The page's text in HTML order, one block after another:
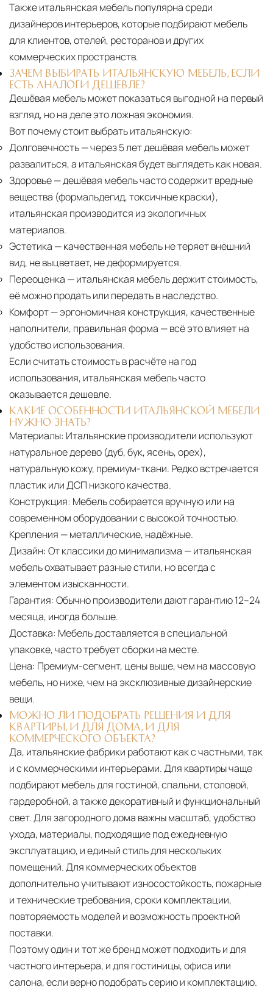
Также итальянская мебель популярна среди
дизайнеров интерьеров, которые подбирают мебель
для клиентов, отелей, ресторанов и других
коммерческих пространств.
ЗАЧЕМ ВЫБИРАТЬ ИТАЛЬЯНСКУЮ МЕБЕЛЬ, ЕСЛИ
ЕСТЬ АНАЛОГИ ДЕШЕВЛЕ?
Дешёвая мебель может показаться выгодной на первый
взгляд, но на деле это ложная экономия.
Вот почему стоит выбрать итальянскую:
Долговечность— через 5 лет дешёвая мебель может
развалиться, а итальянская будет выглядеть как новая.
Здоровье— дешёвая мебель часто содержит вредные
вещества (формальдегид, токсичные краски),
итальянская производится из экологичных
материалов.
Эстетика — качественная мебель не теряет внешний
вид, не выцветает, не деформируется.
Переоценка — итальянская мебель держит стоимость,
её можно продать или передать в наследство.
Комфорт— эргономичная конструкция, качественные
наполнители, правильная форма — всё это влияет на
удобство использования.
Если считать стоимость в расчёте на год
использования, итальянская мебель часто
оказывается дешевле.
КАКИЕ ОСОБЕННОСТИ ИТАЛЬЯНСКОЙ МЕБЕЛИ
НУЖНО ЗНАТЬ?
Материалы: Итальянские производители используют
натуральное дерево (дуб, бук, ясень, орех),
натуральную кожу, премиум-ткани. Редко встречается
пластик или ДСП низкого качества.
Конструкция: Мебель собирается вручную или на
современном оборудовании с высокой точностью.
Крепления — металлические, надёжные.
Дизайн: От классики до минимализма — итальянская
мебель охватывает разные стили, но всегда с
элементом изысканности.
Гарантия: Обычно производители дают гарантию 12–24
месяца, иногда больше.
Доставка: Мебель доставляется в специальной
упаковке, часто требует сборки на месте.
Цена: Премиум-сегмент, цены выше, чем на массовую
мебель, но ниже, чем на эксклюзивные дизайнерские
вещи.
МОЖНО ЛИ ПОДОБРАТЬ РЕШЕНИЯ И ДЛЯ
КВАРТИРЫ, И ДЛЯ ДОМА, И ДЛЯ
КОММЕРЧЕСКОГО ОБЪЕКТА?
Да, итальянские фабрики работают как с частными, так
и с коммерческими интерьерами. Для квартиры чаще
подбирают мебель для гостиной, спальни, столовой,
гардеробной, а также декоративный и функциональный
свет. Для загородного дома важны масштаб, удобство
ухода, материалы, подходящие под ежедневную
эксплуатацию, и единый стиль для нескольких
помещений. Для коммерческих объектов
дополнительно учитывают износостойкость, пожарные
и технические требования, сроки комплектации,
повторяемость моделей и возможность проектной
поставки.
Поэтому один и тот же бренд может подходить и для
частного интерьера, и для гостиницы, офиса или
салона, если верно подобрать серию и комплектацию.